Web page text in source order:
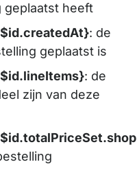
heeft
: de
geplaatst is
: de
zijn van deze